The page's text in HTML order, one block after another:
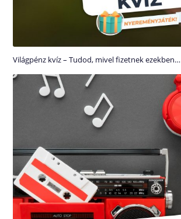
Világpénz kvíz – Tudod, mivel fizetnek ezekben…